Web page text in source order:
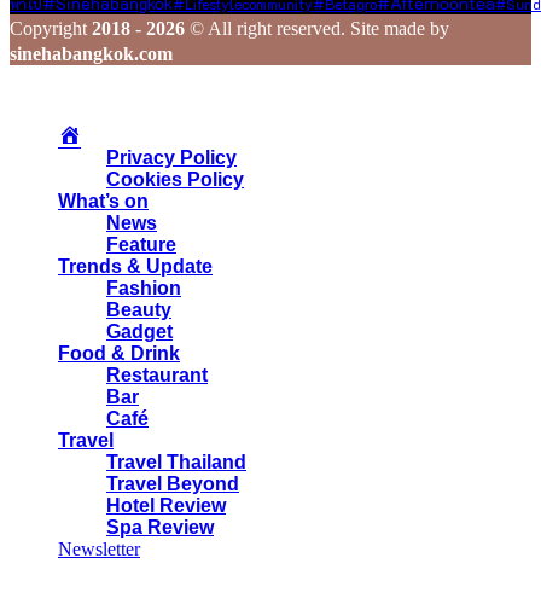
พาไป
Copyright 2018 - 2026 © All right reserved. Site made by
sinehabangkok.com
Privacy Policy
Cookies Policy
What’s on
News
Feature
Trends & Update
Fashion
Beauty
Gadget
Food & Drink
Restaurant
Bar
Café
Travel
Travel Thailand
Travel Beyond
Hotel Review
Spa Review
Newsletter